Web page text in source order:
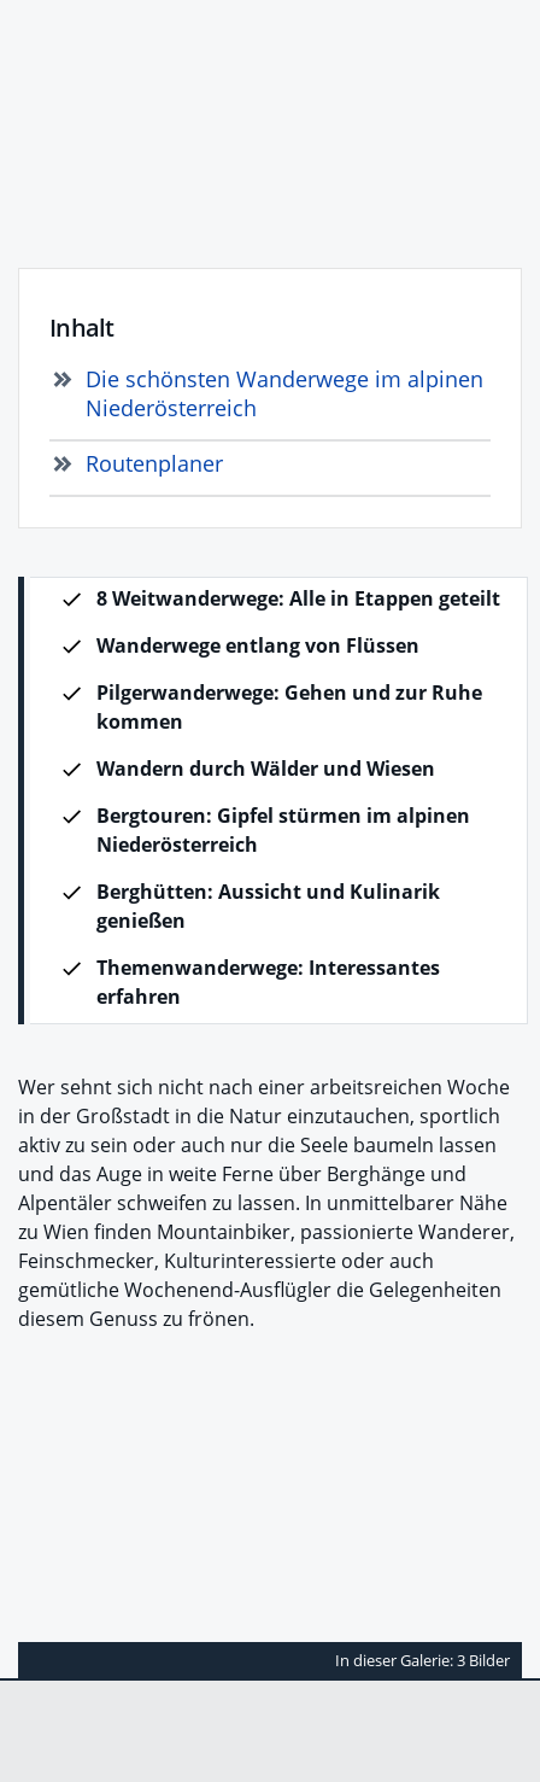
Inhalt
Die schönsten Wanderwege im alpinen
Niederösterreich
Routenplaner
8 Weitwanderwege: Alle in Etappen geteilt
Wanderwege entlang von Flüssen
Pilgerwanderwege: Gehen und zur Ruhe
kommen
Wandern durch Wälder und Wiesen
Bergtouren: Gipfel stürmen im alpinen
Niederösterreich
Berghütten: Aussicht und Kulinarik
genießen
Themenwanderwege: Interessantes
erfahren
Wer sehnt sich nicht nach einer arbeitsreichen Woche
in der Großstadt in die Natur einzutauchen, sportlich
aktiv zu sein oder auch nur die Seele baumeln lassen
und das Auge in weite Ferne über Berghänge und
Alpentäler schweifen zu lassen. In unmittelbarer Nähe
zu Wien finden Mountainbiker, passionierte Wanderer,
Feinschmecker, Kulturinteressierte oder auch
gemütliche Wochenend-Ausflügler die Gelegenheiten
diesem Genuss zu frönen.
In dieser Galerie: 3 Bilder